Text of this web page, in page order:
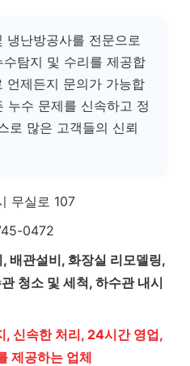
냉난방공사를 전문으로
탐지 및 수리를 제공합
언제든지 문의가 가능합
누수 문제를 신속하고 정
로 많은 고객들의 신뢰
무실로 107
0472
배관설비, 화장실 리모델링,
청소 및 세척, 하수관 내시
, 신속한 처리, 24시간 영업,
제공하는 업체